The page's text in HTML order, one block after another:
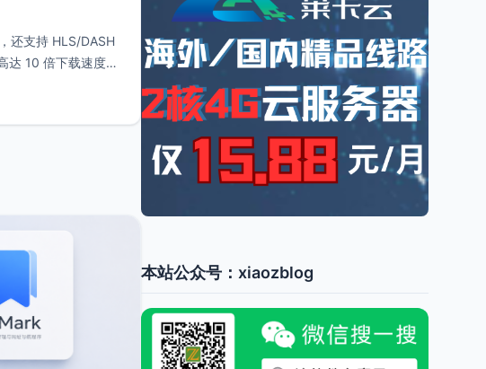
还支持 HLS/DASH
达 10 倍下载速度的
本站公众号：xiaozblog